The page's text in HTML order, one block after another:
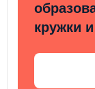
кружки